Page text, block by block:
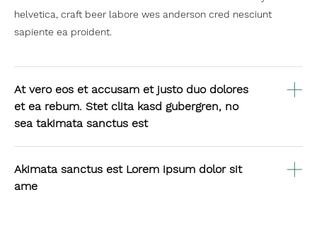
helvetica, craft beer labore wes anderson cred nesciunt
sapiente ea proident.
At vero eos et accusam et justo duo dolores
et ea rebum. Stet clita kasd gubergren, no
sea takimata sanctus est
Akimata sanctus est Lorem ipsum dolor sit
ame